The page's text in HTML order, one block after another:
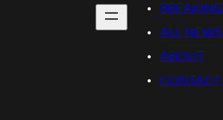
ALL NEWS
ABOUT
CONTACT